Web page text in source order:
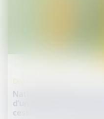
Nationalité française
d’un enfant hors union
cessation de
Divorce et séparation